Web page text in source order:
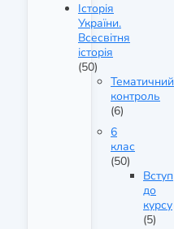
Історія
України.
Всесвітня
історія
(50)
Тематичний
контроль
(6)
6
клас
(50)
Вступ
до
курсу
(5)